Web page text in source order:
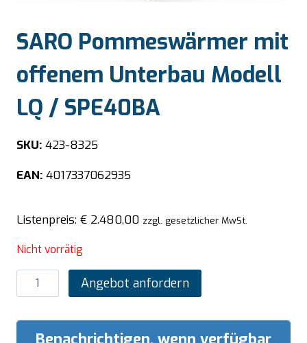
SARO Pommeswärmer mit
offenem Unterbau Modell
LQ / SPE40BA
SKU: 423-8325
EAN: 4017337062935
Listenpreis: € 2.480,00 zzgl. gesetzlicher MwSt.
Nicht vorrätig
SARO
Pommeswärmer
offenem
Angebot anfordern